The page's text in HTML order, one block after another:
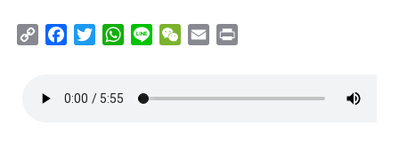
Copy
Facebook
TwitterWhatsApp
Line WeChat
Email